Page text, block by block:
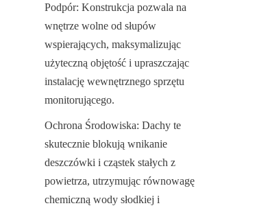
Podpór: Konstrukcja pozwala na
wnętrze wolne od słupów
wspierających, maksymalizując
użyteczną objętość i upraszczając
instalację wewnętrznego sprzętu
monitorującego.
Ochrona Środowiska: Dachy te
skutecznie blokują wnikanie
deszczówki i cząstek stałych z
powietrza, utrzymując równowagę
chemiczną wody słodkiej i